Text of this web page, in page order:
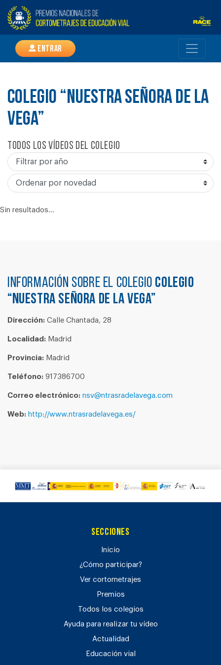
Entrar
COLEGIO “NUESTRA SEÑORA DE LA
VEGA”
Todos los vídeos del colegio
Sin resultados...
Información sobre el colegio COLEGIO
“NUESTRA SEÑORA DE LA VEGA”
Dirección: Calle Chantada, 28
Localidad: Madrid
Provincia: Madrid
Teléfono: 917386700
Correo electrónico: nsv@ntrasradelavega.com
Web: http://www.ntrasradelavega.es/
Secciones
Inicio
¿Cómo participar?
Ver cortometrajes
Premios
Todos los colegios
Ayuda para realizar tu vídeo
Actualidad
Educación vial